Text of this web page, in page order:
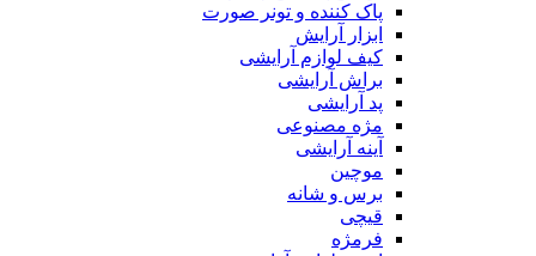
پاک کننده و تونر صورت
ابزار آرایش
کیف لوازم آرایشی
براش آرایشی
پد آرایشی
مژه مصنوعی
آینه آرایشی
موچین
برس و شانه
قیچی
فرمژه